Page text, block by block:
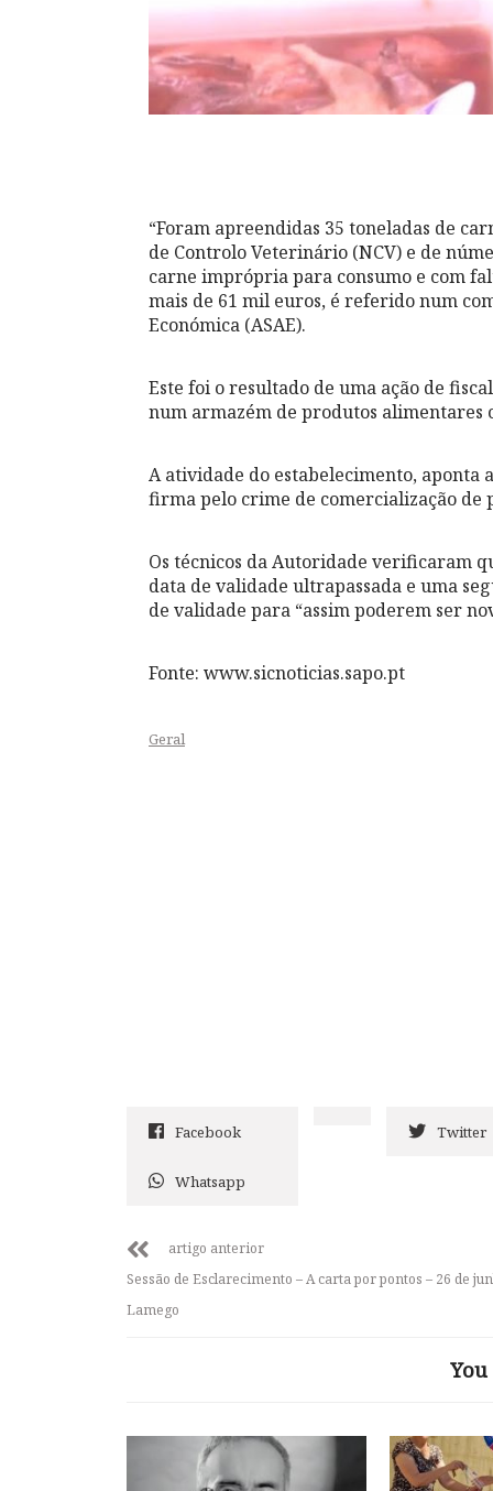
“Foram apreendidas 35 toneladas de
de Controlo Veterinário (NCV) e de
carne imprópria para consumo e com
mais de 61 mil euros, é referido num
Económica (ASAE).
Este foi o resultado de uma ação de
num armazém de produtos alimentares
A atividade do estabelecimento, aponta
firma pelo crime de comercialização de
Os técnicos da Autoridade verificaram
data de validade ultrapassada e uma
de validade para “assim poderem ser
Fonte: www.sicnoticias.sapo.pt
Geral
Facebook Twitter
Whatsapp
artigo anterior
Sessão de Esclarecimento – A carta por pontos – 26 de
Lamego